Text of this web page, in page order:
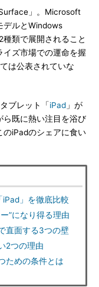
」。Microsoft
デルとWindows
類で展開されること
ズ市場での運命を握
は公表されていな
ブレット「iPad 」が
ら既に熱い注目を浴び
iPadのシェアに食い
」を徹底比較
”になり得る理由
直面する3つの壁
2つの理由
ための条件とは